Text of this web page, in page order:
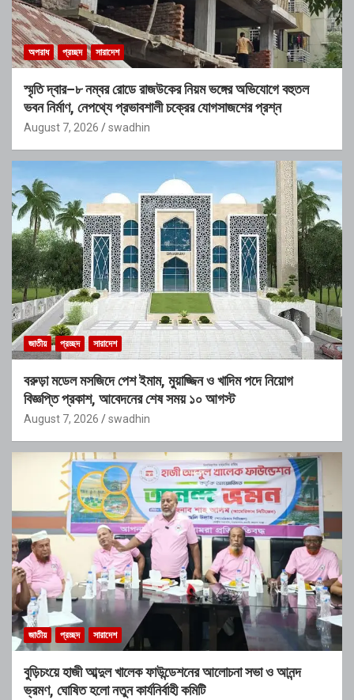
অপরাধ প্রচ্ছদ সারাদেশ
স্মৃতি দ্বার–৮ নম্বর রোডে রাজউকের নিয়ম ভঙ্গের অভিযোগে বহুতল
ভবন নির্মাণ, নেপথ্যে প্রভাবশালী চক্রের যোগসাজশের প্রশ্ন
August 7, 2026 swadhin
জাতীয় প্রচ্ছদ সারাদেশ
বরুড়া মডেল মসজিদে পেশ ইমাম, মুয়াজ্জিন ও খাদিম পদে নিয়োগ
বিজ্ঞপ্তি প্রকাশ, আবেদনের শেষ সময় ১০ আগস্ট
August 7, 2026 swadhin
জাতীয় প্রচ্ছদ সারাদেশ
বুড়িচংয়ে হাজী আব্দুল খালেক ফাউন্ডেশনের আলোচনা সভা ও আনন্দ
ভ্রমণ, ঘোষিত হলো নতুন কার্যনির্বাহী কমিটি